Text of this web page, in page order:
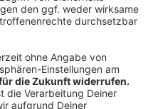
sich auf
O-Mat»der Diakonie
Grundeinkommen,